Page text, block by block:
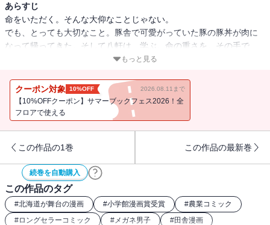
あらすじ
命をいただく。そんな大仰なことじゃない。
でも、とっても大切なこと。豚舎で可愛がっていた豚の豚丼が肉に
なって帰ってきた。そして八軒は、学ぶ。命の重さを。その手で、
心にしみる美味しさ。
もっと見る
クーポン対象 10%OFF 2026.08.11まで
【10%OFFクーポン】サマーブックフェス2026！全
フロアで使える
この作品の1巻 この作品の最新巻
続巻を自動購入
この作品のタグ
#北海道が舞台の漫画 #小学館漫画賞受賞 #農業コミック
#ロングセラーコミック #メガネ男子 #田舎漫画